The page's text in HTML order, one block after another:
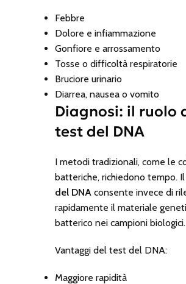
Febbre
Dolore e infiammazione
Gonfiore e arrossamento
Tosse o difficoltà respiratorie
Bruciore urinario
Diarrea, nausea o vomito
Diagnosi: il ruolo
test del DNA
I metodi tradizionali, come le
batteriche, richiedono tempo.
del DNAconsente invece di
rapidamente il materiale
batterico nei campioni biologici.
Vantaggi del test del DNA:
Maggiore rapidità